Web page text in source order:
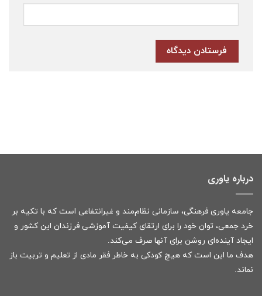
درباره یاوری
جامعه یاوری فرهنگی، سازمانی نظام‌مند و غیرانتفاعی است که با تکیه بر
خرد جمعی، توان خود را برای ارتقای کیفیت آموزشی فرزندان این کشور و
ایجاد آینده‌ای روشن برای آنها صرف می‌کند.
هدف ما این است که هیچ کودکی به خاطر فقر مادی از تعلیم و تربیت باز
نماند.